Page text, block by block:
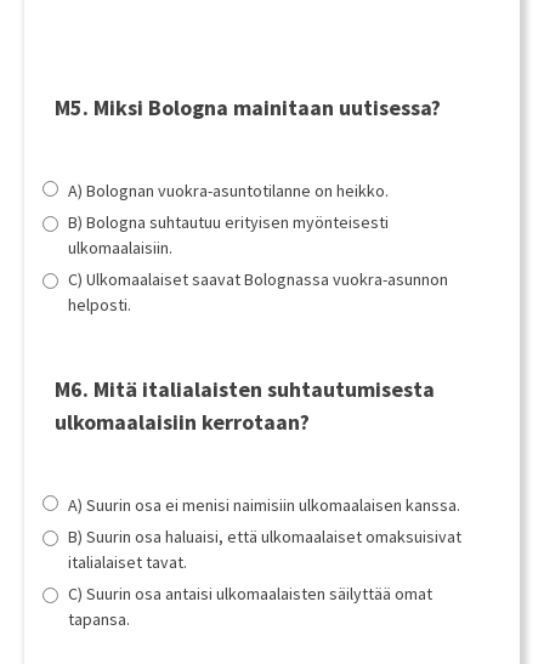
M5. Miksi Bologna mainitaan uutisessa?
A) Bolognan vuokra-asuntotilanne on heikko.
B) Bologna suhtautuu erityisen myönteisesti
ulkomaalaisiin.
C) Ulkomaalaiset saavat Bolognassa vuokra-asunnon
helposti.
M6. Mitä italialaisten suhtautumisesta
ulkomaalaisiin kerrotaan?
A) Suurin osa ei menisi naimisiin ulkomaalaisen kanssa.
B) Suurin osa haluaisi, että ulkomaalaiset omaksuisivat
italialaiset tavat.
C) Suurin osa antaisi ulkomaalaisten säilyttää omat
tapansa.